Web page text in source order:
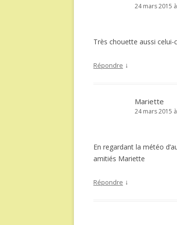
24 mars 2015
Très chouette aussi celui-
Répondre ↓
Mariette
24 mars 2015
En regardant la météo
amitiés Mariette
Répondre ↓